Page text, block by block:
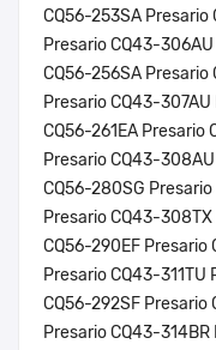
CQ56-253SA Presario
Presario CQ43-
CQ56-256SA Presario
Presario CQ43-
CQ56-261EA Presario
Presario CQ43-
CQ56-280SG Presario
Presario CQ43-
CQ56-290EF Presario
Presario CQ43-
CQ56-292SF Presario
Presario CQ43-